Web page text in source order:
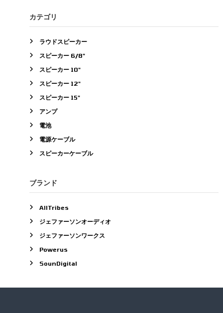
象
:
カテゴリ
ラウドスピーカー
スピーカー 6/8"
スピーカー 10"
スピーカー 12"
スピーカー 15"
アンプ
電池
電源ケーブル
スピーカーケーブル
ブランド
AllTribes
ジェファーソンオーディオ
ジェファーソンワークス
Powerus
SounDigital